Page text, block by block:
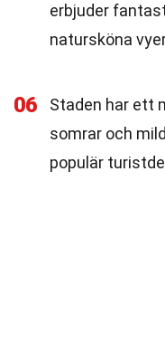
erbjuder
natursköna
06
Staden har ett
somrar och
populär